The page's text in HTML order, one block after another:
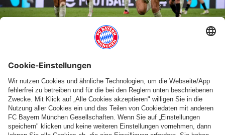
Nach der Halbzeit hat Harry sein zweites Tor des Abends auf
dem Fuß. Thomas Müller spielt unsere Nummer 9 frei, doch der
gegnerische Torwart kann mit dem Fuß abwehren (54.). Doch
auch die Leverkusener kommen in Halbzeit zwei einige Male
gefährlich vor das Tor. In der 78. Minute scheitert der
gegnerische Angreifer am Pfosten. Kurze Zeit später kann unser